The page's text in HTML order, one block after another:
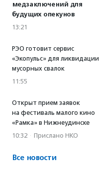
медзаключений для
будущих опекунов
13:21
РЭО готовит сервис
«Экопульс» для ликвидации
мусорных свалок
11:55
Открыт прием заявок
на фестиваль малого кино
«Рамка» в Нижнеудинске
10:32 · Прислано НКО
Все новости